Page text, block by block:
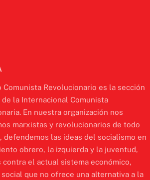
Comunista Revolucionario es la sección
de la Internacional Comunista
En nuestra organización nos
marxistas y revolucionarios de todo
defendemos las ideas del socialismo en
obrero, la izquierda y la juventud,
contra el actual sistema económico,
que no ofrece una alternativa a la